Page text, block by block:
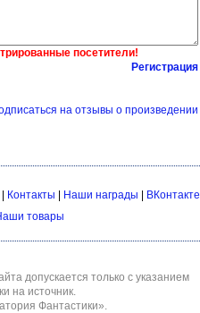
посетители!
Регистрация
на отзывы о произведении
Контакты | Наши награды | ВКонтакте
товары
допускается только с указанием
на источник.
Фантастики»